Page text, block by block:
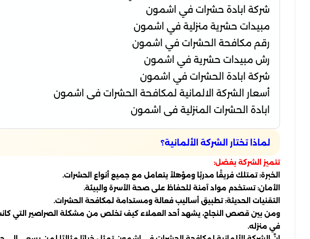
شركة ابادة حشرات في اشمون
مبيدات حشرية منزلية في اشمون
رقم مكافحة الحشرات في اشمون
رش مبيدات حشرية في اشمون
شركة ابادة الحشرات في اشمون
أسعار الشركة الالمانية لمكافحة الحشرات فى اشمون
ابادة الحشرات المنزلية فى اشمون
لماذا تختار الشركة الألمانية؟
تتميز الشركة بفضل:
الخبرة: تمتلك فريقًا مدربًا ومؤهلاً يتعامل مع جميع أنواع الحشرات.
الأمان: تستخدم مواد آمنة للحفاظ على صحة الأسرة والبيئة.
التقنيات الحديثة: تطبيق أساليب فعالة ومستدامة لمكافحة الحشرات.
ومن بين قصص النجاح، يشهد أحد العملاء كيف تخلص من مشكلة الصراصير التي
في منزله.